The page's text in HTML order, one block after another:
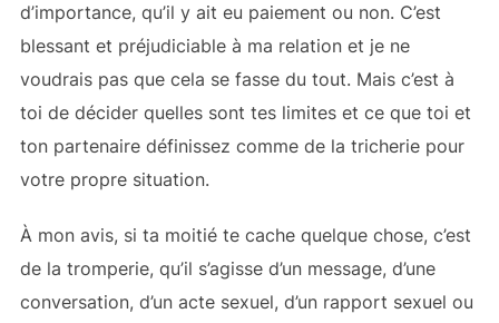
d’importance, qu’il y ait eu paiement ou non. C’est
blessant et préjudiciable à ma relation et je ne
voudrais pas que cela se fasse du tout. Mais c’est à
toi de décider quelles sont tes limites et ce que toi et
ton partenaire définissez comme de la tricherie pour
votre propre situation.
À mon avis, si ta moitié te cache quelque chose, c’est
de la tromperie, qu’il s’agisse d’un message, d’une
conversation, d’un acte sexuel, d’un rapport sexuel ou